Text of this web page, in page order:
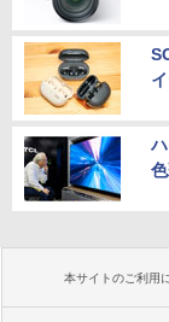
本サイトのご利用